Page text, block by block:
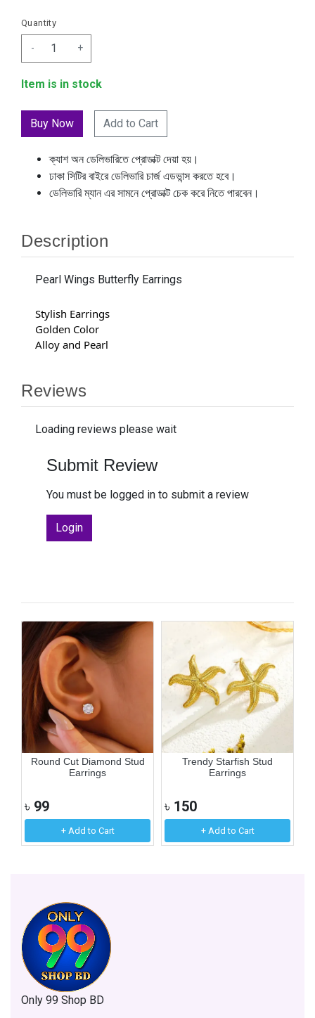
Quantity
- +
Item is in stock
Add to Cart
ক্যাশ অন ডেলিভারিতে প্রোডাক্ট দেয়া হয়।
ঢাকা সিটির বাইরে ডেলিভারি চার্জ এডভান্স করতে হবে।
ডেলিভারি ম্যান এর সামনে প্রোডাক্ট চেক করে নিতে পারবেন।
Description
Pearl Wings Butterfly Earrings
Stylish Earrings
Golden Color
Alloy and Pearl
Reviews
Loading reviews please wait
Submit Review
You must be logged in to submit a review
Login
Round Cut Diamond Stud
Earrings
৳ 99
+ Add to Cart
Trendy Starfish Stud
Earrings
৳ 150
+ Add to Cart
Only 99 Shop BD